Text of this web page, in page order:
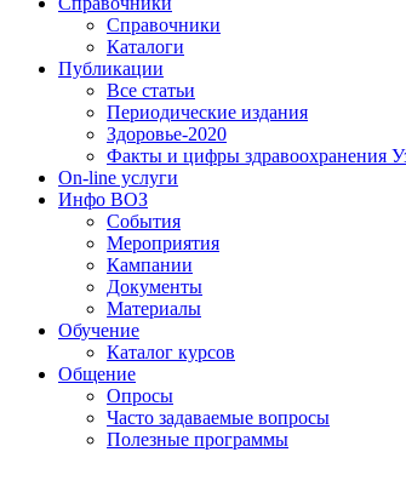
Справочники
Каталоги
Публикации
Все статьи
Периодические издания
Здоровье-2020
Факты и цифры здравоохранения
On-line услуги
Инфо ВОЗ
События
Мероприятия
Кампании
Документы
Материалы
Обучение
Каталог курсов
Общение
Опросы
Часто задаваемые вопросы
Полезные программы